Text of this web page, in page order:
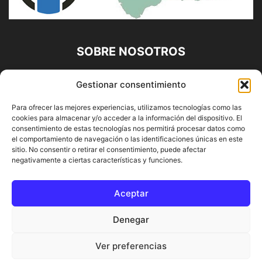
Gestionar consentimiento
Para ofrecer las mejores experiencias, utilizamos tecnologías como las
cookies para almacenar y/o acceder a la información del dispositivo. El
consentimiento de estas tecnologías nos permitirá procesar datos como
el comportamiento de navegación o las identificaciones únicas en este
sitio. No consentir o retirar el consentimiento, puede afectar
negativamente a ciertas características y funciones.
Aceptar
Denegar
Ver preferencias
SOBRE NOSOTROS
Diario Alhaurín (www.alhaurindelatorre.com) Propiedad de
Francisco E. López López | 639 95 71 95 | Noticias de
Alhaurín de la Torre, Málaga y Provincia|
Contáctanos:info@alhaurindelatorre.com
SÍGUENOS
© DIARIO ALHAURÍN | Diseñado por INFORMÁTICA ALHAURÍN